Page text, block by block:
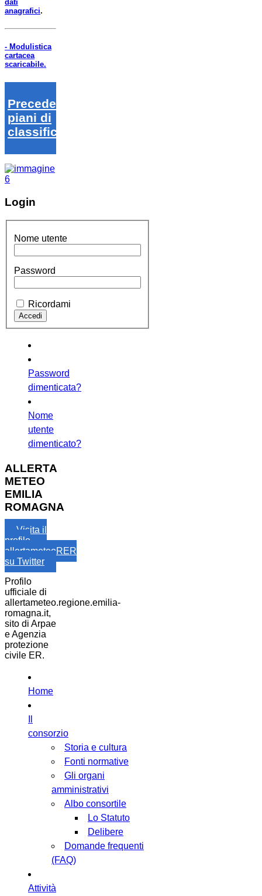
dati
anagrafici.
- Modulistica
cartacea
scaricabile.
Precedenti
piani di
classifica
Login
Nome utente
Password
Ricordami
Password
dimenticata?
Nome
utente
dimenticato?
ALLERTA
METEO
EMILIA
ROMAGNA
Visita il
profilo
allertameteoRER
su Twitter
Profilo
ufficiale di
allertameteo.regione.emilia-
romagna.it,
sito di Arpae
e Agenzia
protezione
civile ER.
Home
consorzio
Storia e cultura
Fonti normative
Gli organi
amministrativi
Albo consortile
Lo Statuto
Delibere
Domande frequenti
(FAQ)
Attività